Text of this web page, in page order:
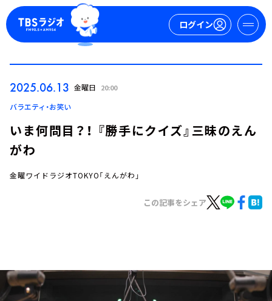
ログイン
ログイン
お知らせ
イベント・グッズ
2025.06.13 金曜日 20:00
バラエティ・お笑い
いま何問目？！ 『勝手にクイズ』三昧のえん
がわ
金曜ワイドラジオTOKYO「えんがわ」
この記事をシェア